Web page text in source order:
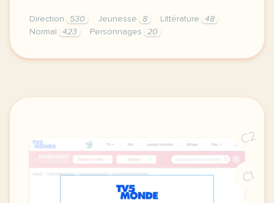
Direction 530 Jeunesse 8 Littérature
48
Normal
423 Personnages 20
didomi host didomi components button cursor
C2
C1